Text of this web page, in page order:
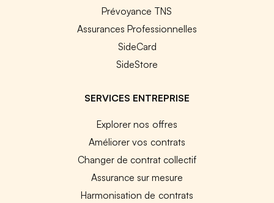
Prévoyance TNS
Assurances Professionnelles
SideCard
SideStore
SERVICES ENTREPRISE
Explorer nos offres
Améliorer vos contrats
Changer de contrat collectif
Assurance sur mesure
Harmonisation de contrats